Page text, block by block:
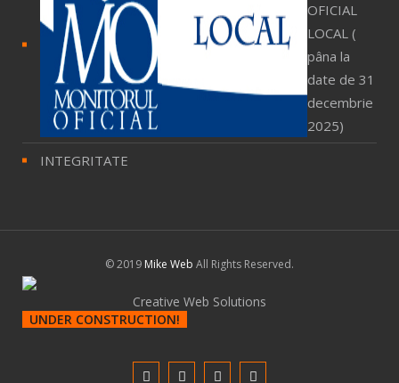
OFICIAL
LOCAL (
pâna la
date de 31
decembrie
2025)
INTEGRITATE
© 2019 Mike Web All Rights Reserved.
Creative Web Solutions
UNDER CONSTRUCTION!